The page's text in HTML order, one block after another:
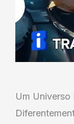
Um Universo